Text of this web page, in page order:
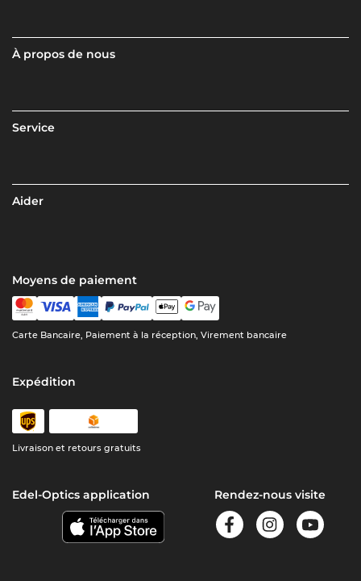
À propos de nous
Service
Aider
Moyens de paiement
Carte Bancaire, Paiement à la réception, Virement bancaire
Expédition
Livraison et retours gratuits
Edel-Optics application Rendez-nous visite